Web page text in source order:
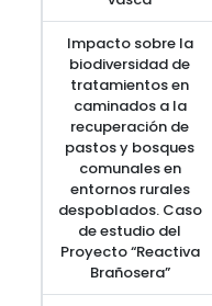
Impacto sobre la
biodiversidad de
tratamientos en
caminados a la
recuperación de
pastos y bosques
comunales en
entornos rurales
despoblados. Caso
de estudio del
Proyecto “Reactiva
Brañosera”